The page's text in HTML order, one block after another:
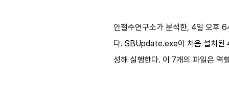
안철수연구소가 분석한, 4일 오후
다. SBUpdate.exe이 처음 설치된
성해 실행한다. 이 7개의 파일은 역